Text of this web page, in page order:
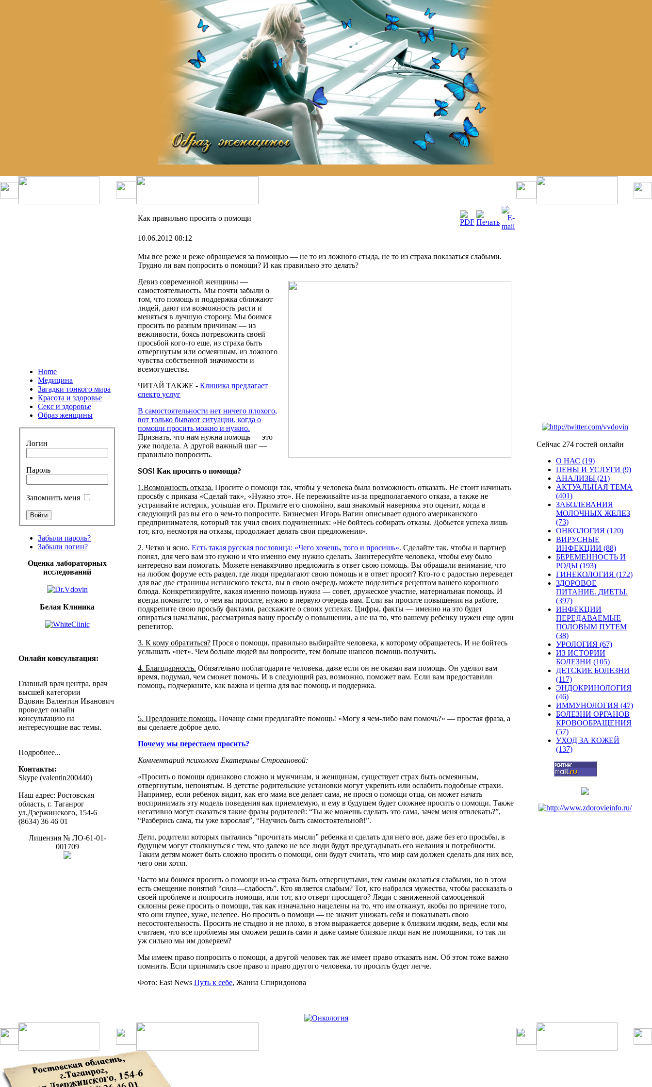
Home
Медицина
Загадки тонкого мира
Красота и здоровье
Секс и здоровье
Образ женщины
Логин
Пароль
Запомнить меня
Забыли пароль?
Забыли логин?
Оценка лабораторных
исследований
Белая Клиника
Онлайн консультация:
Главный врач центра, врач
высшей категории
Вдовин Валентин Иванович
проведет онлайн
консультацию на
интересующие вас темы.
Подробнее...
Контакты:
Skype (valentin200440)
Наш адрес: Ростовская
область, г. Таганрог
ул.Дзержинского, 154-6
(8634) 36 46 01
Лицензия№ ЛО-61-01-
001709
Как правильно просить о помощи
10.06.2012 08:12
Мы все реже и реже обращаемся за помощью — не то из ложного стыда, не то из страха показаться слабыми.
Трудно ли вам попросить о помощи? И как правильно это делать?
Девиз современной женщины —
самостоятельность. Мы почти забыли о
том, что помощь и поддержка сближают
людей, дают им возможность расти и
меняться в лучшую сторону. Мы боимся
просить по разным причинам — из
вежливости, боясь потревожить своей
просьбой кого-то еще, из страха быть
отвергнутым или осмеянным, из ложного
чувства собственной значимости и
всемогущества.
ЧИТАЙ ТАКЖЕ - Клиника предлагает
спектр услуг
В самостоятельности нет ничего плохого,
вот только бывают ситуации, когда о
помощи просить можно и нужно.
Признать, что нам нужна помощь — это
уже полдела. А другой важный шаг —
правильно попросить.
SOS! Как просить о помощи?
1.Возможность отказа. Просите о помощи так, чтобы у человека была возможность отказать. Не стоит начинать
просьбу с приказа «Сделай так», «Нужно это». Не переживайте из-за предполагаемого отказа, а также не
устраивайте истерик, услышав его. Примите его спокойно, ваш знакомый наверняка это оценит, когда в
следующий раз вы его о чем-то попросите. Бизнесмен Игорь Вагин описывает одного американского
предпринимателя, который так учил своих подчиненных: «Не бойтесь собирать отказы. Добьется успеха лишь
тот, кто, несмотря на отказы, продолжает делать свои предложения».
2. Четко и ясно. Есть такая русская пословица: «Чего хочешь, того и просишь». Сделайте так, чтобы и партнер
понял, для чего вам это нужно и что именно ему нужно сделать. Заинтересуйте человека, чтобы ему было
интересно вам помогать. Можете ненавязчиво предложить в ответ свою помощь. Вы обращали внимание, что
на любом форуме есть раздел, где люди предлагают свою помощь и в ответ просят? Кто-то с радостью переведет
для вас две страницы испанского текста, вы в свою очередь можете поделиться рецептом вашего коронного
блюда. Конкретизируйте, какая именно помощь нужна — совет, дружеское участие, материальная помощь. И
всегда помните: то, о чем вы просите, нужно в первую очередь вам. Если вы просите повышения на работе,
подкрепите свою просьбу фактами, расскажите о своих успехах. Цифры, факты — именно на это будет
опираться начальник, рассматривая вашу просьбу о повышении, а не на то, что вашему ребенку нужен еще один
репетитор.
3. К кому обратиться? Прося о помощи, правильно выбирайте человека, к которому обращаетесь. И не бойтесь
услышать «нет». Чем больше людей вы попросите, тем больше шансов помощь получить.
4. Благодарность. Обязательно поблагодарите человека, даже если он не оказал вам помощь. Он уделил вам
время, подумал, чем сможет помочь. И в следующий раз, возможно, поможет вам. Если вам предоставили
помощь, подчеркните, как важна и ценна для вас помощь и поддержка.
5. Предложите помощь. Почаще сами предлагайте помощь! «Могу я чем-либо вам помочь?» — простая фраза, а
вы сделаете доброе дело.
Почему мы перестаем просить?
Комментарий психолога Екатерины Строгановой:
«Просить о помощи одинаково сложно и мужчинам, и женщинам, существует страх быть осмеянным,
отвергнутым, непонятым. В детстве родительские установки могут укрепить или ослабить подобные страхи.
Например, если ребенок видит, как его мама все делает сама, не прося о помощи отца, он может начать
воспринимать эту модель поведения как приемлемую, и ему в будущем будет сложнее просить о помощи. Также
негативно могут сказаться такие фразы родителей: “Ты же можешь сделать это сама, зачем меня отвлекать?”,
“Разберись сама, ты уже взрослая”, “Научись быть самостоятельной!”.
Дети, родители которых пытались “прочитать мысли” ребенка и сделать для него все, даже без его просьбы, в
будущем могут столкнуться с тем, что далеко не все люди будут предугадывать его желания и потребности.
Таким детям может быть сложно просить о помощи, они будут считать, что мир сам должен сделать для них все,
чего они хотят.
Часто мы боимся просить о помощи из-за страха быть отвергнутыми, тем самым оказаться слабыми, но в этом
есть смещение понятий “сила—слабость”. Кто является слабым? Тот, кто набрался мужества, чтобы рассказать о
своей проблеме и попросить помощи, или тот, кто отверг просящего? Люди с заниженной самооценкой
склонны реже просить о помощи, так как изначально нацелены на то, что им откажут, якобы по причине того,
что они глупее, хуже, нелепее. Но просить о помощи — не значит унижать себя и показывать свою
несостоятельность. Просить не стыдно и не плохо, в этом выражается доверие к близким людям, ведь, если мы
считаем, что все проблемы мы сможем решить сами и даже самые близкие люди нам не помощники, то так ли
уж сильно мы им доверяем?
Мы имеем право попросить о помощи, а другой человек так же имеет право отказать нам. Об этом тоже важно
помнить. Если принимать свое право и право другого человека, то просить будет легче.
Фото: East News Путь к себе, Жанна Спиридонова
Сейчас 274 гостей онлайн
О НАС (19)
ЦЕНЫ И УСЛУГИ (9)
АНАЛИЗЫ (21)
АКТУАЛЬНАЯ ТЕМА
(401)
ЗАБОЛЕВАНИЯ
МОЛОЧНЫХ ЖЕЛЕЗ
(73)
ОНКОЛОГИЯ (120)
ВИРУСНЫЕ
ИНФЕКЦИИ (88)
БЕРЕМЕННОСТЬ И
РОДЫ (193)
ГИНЕКОЛОГИЯ (172)
ЗДОРОВОЕ
ПИТАНИЕ. ДИЕТЫ.
(397)
ИНФЕКЦИИ
ПЕРЕДАВАЕМЫЕ
ПОЛОВЫМ ПУТЕМ
(38)
УРОЛОГИЯ (67)
ИЗ ИСТОРИИ
БОЛЕЗНИ (105)
ДЕТСКИЕ БОЛЕЗНИ
(117)
ЭНДОКРИНОЛОГИЯ
(46)
ИММУНОЛОГИЯ (47)
БОЛЕЗНИ ОРГАНОВ
КРОВООБРАЩЕНИЯ
(57)
УХОД ЗА КОЖЕЙ
(137)